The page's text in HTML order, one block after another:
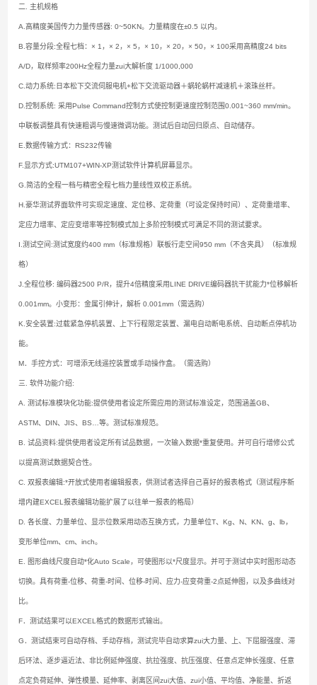
二. 主机规格
A.高精度美国传力力量传感器: 0~50KN。力量精度在±0.5 以内。
B.容量分段:全程七档：× 1，× 2，× 5，× 10，× 20，× 50，× 100采用高精度24 bits
A/D，取样频率200Hz全程力量zui大解析度 1/1000,000
C.动力系统:日本松下交流伺服电机+松下交流驱动器＋蜗轮蜗杆减速机＋滚珠丝杆。
D.控制系统: 采用Pulse Command控制方式使控制更速度控制范围0.001~360 mm/min。
中联板调整具有快速粗调与慢速微调功能。测试后自动回归原点、自动储存。
E.数据传输方式：RS232传输
F.显示方式:UTM107+WIN-XP测试软件计算机屏幕显示。
G.简洁的全程一档与精密全程七档力量线性双校正系统。
H.豪华测试界面软件可实现定速度、定位移、定荷重（可设定保持时间）、定荷重增率、
定应力增率、定应变增率等控制模式加上多阶控制模式可满足不同的测试要求。
I.测试空间:测试宽度约400 mm（标准规格）联板行走空间950 mm（不含夹具）（标准规
格）
J.全程位移: 编码器2500 P/R，提升4倍精度采用LINE DRIVE编码器抗干扰能力*位移解析
0.001mm。小变形：金属引伸计，解析 0.001mm（需选购）
K.安全装置:过载紧急停机装置、上下行程限定装置、漏电自动断电系统、自动断点停机功
能。
M．手控方式：可增添无线遥控装置或手动操作盒。（需选购）
三.软件功能介绍:
A. 测试标准模块化功能:提供使用者设定所需应用的测试标准设定，范围涵盖GB、
ASTM、DIN、JIS、BS…等。测试标准规范。
B. 试品资料:提供使用者设定所有试品数据，一次输入数据*重复使用。并可自行增修公式
以提高测试数据契合性。
C. 双报表编辑:*开放式使用者编辑报表，供测试者选择自己喜好的报表格式（测试程序新
增内建EXCEL报表编辑功能扩展了以往单一报表的格局）
D. 各长度、力量单位、显示位数采用动态互换方式，力量单位T、Kg、N、KN、g、lb，
变形单位mm、cm、inch。
E. 图形曲线尺度自动*化Auto Scale，可使图形以*尺度显示。并可于测试中实时图形动态
切换。具有荷重-位移、荷重-时间、位移-时间、应力-应变荷重-2点延伸图，以及多曲线对
比。
F．测试结果可以EXCEL格式的数据形式输出。
G．测试结束可自动存档、手动存档，测试完毕自动求算zui大力量、上、下屈服强度、滞
后环法、逐步逼近法、非比例延伸强度、抗拉强度、抗压强度、任意点定伸长强度、任意
点定负荷延伸、弹性模量、延伸率、剥离区间zui大值、zui小值、平均值、净能量、折返